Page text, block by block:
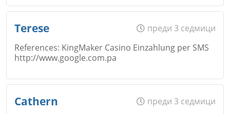
Коментар*
Email
Terese
преди 3 седмици
References: KingMaker Casino Einzahlung per SMS
http://www.google.com.pa
Cathern
преди 3 седмици